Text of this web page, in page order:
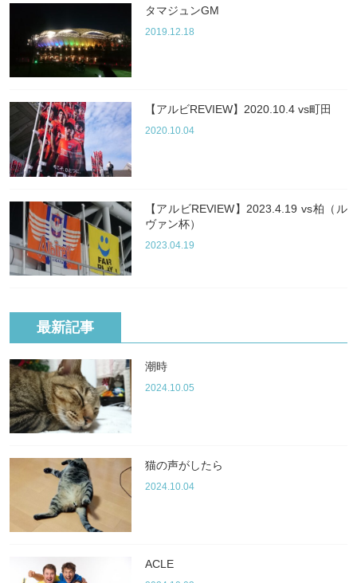
タマジュンGM
2019.12.18
【アルビREVIEW】2020.10.4 vs町田
2020.10.04
【アルビREVIEW】2023.4.19 vs柏（ル
ヴァン杯）
2023.04.19
最新記事
潮時
2024.10.05
猫の声がしたら
2024.10.04
ACLE